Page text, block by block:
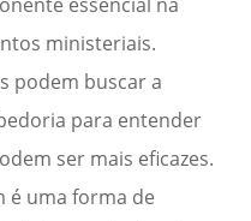
ministeriais.
podem buscar a
para entender
ser mais eficazes.
é uma forma de